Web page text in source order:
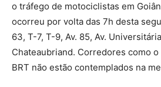
o tráfego de motociclistas em
ocorreu por volta das 7h desta
63, T-7, T-9, Av. 85, Av.
Chateaubriand. Corredores como
BRT não estão contemplados na